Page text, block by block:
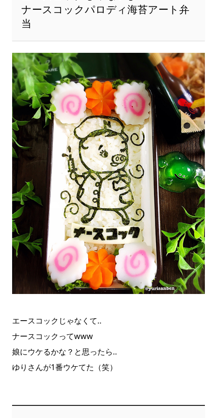
ナースコックパロディ海苔アート弁
当
エースコックじゃなくて‥
ナースコックってwww
娘にウケるかな？と思ったら‥
ゆりさんが1番ウケてた（笑）